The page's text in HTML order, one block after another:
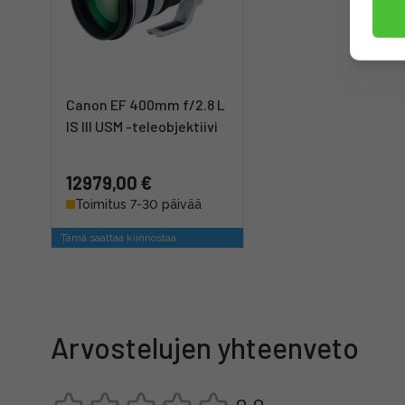
Canon EF 400mm f/2.8 L
IS III USM -teleobjektiivi
12979,00 €
Toimitus 7-30 päivää
Tämä saattaa kiinnostaa
Arvostelujen yhteenveto